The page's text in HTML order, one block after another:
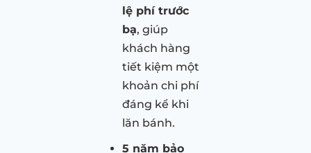
lệ phí trước
bạ, giúp
khách hàng
tiết kiệm một
khoản chi phí
đáng kể khi
lăn bánh.
5 năm bảo